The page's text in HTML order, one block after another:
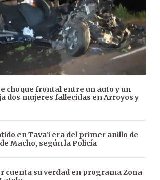
choque frontal entre un auto y un
dos mujeres fallecidas en Arroyos y
en Tava’i era del primer anillo de
Macho, según la Policía
cuenta su verdad en programa Zona